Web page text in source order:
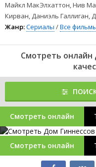
Майкл МакЭлхаттон, Нив
Кирван, Даниэль Галлиган,
Жанр:Сериалы /Все
Смотреть онлайн
Смотреть онлайн
Смотреть онлайн